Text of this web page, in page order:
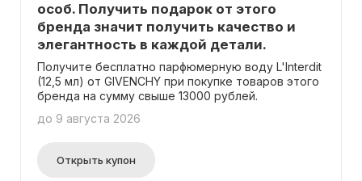
особ. Получить подарок от этого
бренда значит получить качество и
элегантность в каждой детали.
Получите бесплатно парфюмерную воду L'Interdit
(12,5 мл) от GIVENCHY при покупке товаров этого
бренда на сумму свыше 13000 рублей.
до 9 августа 2026
Открыть купон